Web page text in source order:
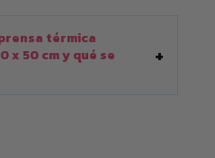
térmica
x 50 cm y qué se